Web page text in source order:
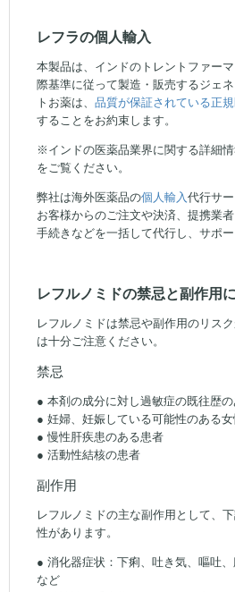
レフラの個人輸入
本製品は、インドのトレントファー
際基準に従って製造・販売するジェ
トお薬は、 品質が保証されている正
することをお約束します。
※インドの医薬品業界に関する詳細情
をご覧ください。
弊社は海外医薬品の個人輸入代行サ
お客様からのご注文や決済、提携業
手続きなどを一括して代行し、サポー
レフルノミドの禁忌と副作用
レフルノミドは禁忌や副作用のリス
は十分ご注意ください。
禁忌
● 本剤の成分に対し過敏症の既往歴
● 妊婦、妊娠している可能性のある
● 慢性肝疾患のある患者
● 活動性結核の患者
副作用
レフルノミドの主な副作用として、
性があります。
● 消化器症状：下痢、吐き気、嘔吐
など